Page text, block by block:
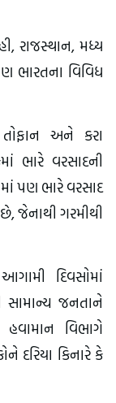
રાજસ્થાન, મધ્ય
ભારતના વિવિધ
તોફાન અને કરા
ભારે વરસાદની
પણ ભારે વરસાદ
જેનાથી ગરમીથી
દિવસોમાં
સામાન્ય જનતાને
વિભાગે
દરિયા કિનારે કે